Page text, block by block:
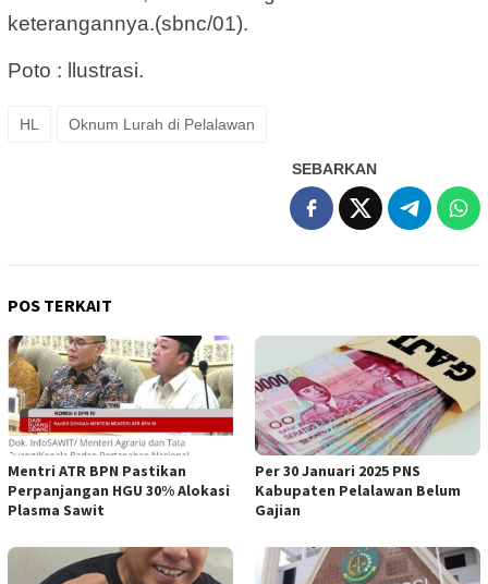
keterangannya.(sbnc/01).
Poto : llustrasi.
HL Oknum Lurah di Pelalawan
SEBARKAN
POS TERKAIT
Mentri ATR BPN Pastikan
Perpanjangan HGU 30% Alokasi
Plasma Sawit
Per 30 Januari 2025 PNS
Kabupaten Pelalawan Belum
Gajian